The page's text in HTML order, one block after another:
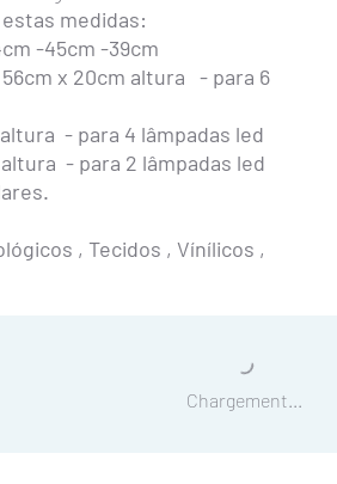
medidas:
-45cm -39cm
x 20cm altura - para 6
- para 4 lâmpadas led
- para 2 lâmpadas led
, Tecidos , Vínílicos ,
Chargement...